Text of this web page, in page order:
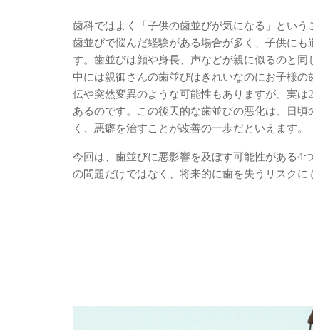
歯科ではよく「子供の歯並びが気になる」とい
歯並びで悩んだ経験がある場合が多く、子供に
す。歯並びは顔や身長、声などが親に似るのと
中には親御さんの歯並びはきれいなのにお子様
伝や突然変異のような可能性もありますが、実
あるのです。この後天的な歯並びの悪化は、日
く、悪癖を治すことが改善の一歩だといえます。
今回は、歯並びに悪影響を及ぼす可能性がある4
の問題だけではなく、将来的に歯を失うリスクに